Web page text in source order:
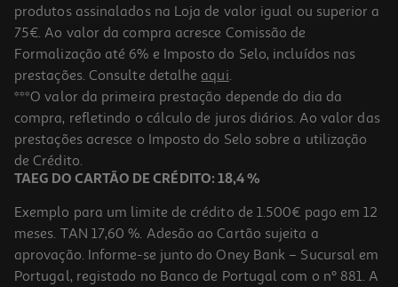
5.0
Vermute Martini Rosso Pack 10 X 0.055l
190.73 €/Lt
10,49 €
produtos assinalados na Loja de valor igual ou superior a
75€. Ao valor da compra acresce Comissão de
Formalização até 6% e Imposto do Selo, incluídos nas
prestações. Consulte detalhe aqui.
***O valor da primeira prestação depende do dia da
compra, refletindo o cálculo de juros diários. Ao valor das
prestações acresce o Imposto do Selo sobre a utilização
de Crédito.
TAEG DO CARTÃO DE CRÉDITO: 18,4 %
Exemplo para um limite de crédito de 1.500€ pago em 12
meses. TAN 17,60 %. Adesão ao Cartão sujeita a
aprovação. Informe-se junto do Oney Bank – Sucursal em
Portugal, registado no Banco de Portugal com o nº 881. A